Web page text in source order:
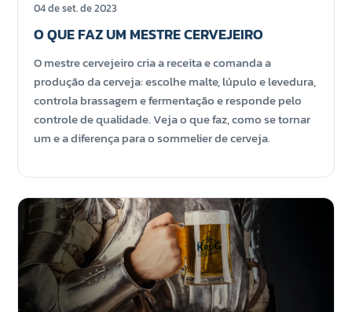
04 de set. de 2023
O QUE FAZ UM MESTRE CERVEJEIRO
O mestre cervejeiro cria a receita e comanda a
produção da cerveja: escolhe malte, lúpulo e levedura,
controla brassagem e fermentação e responde pelo
controle de qualidade. Veja o que faz, como se tornar
um e a diferença para o sommelier de cerveja.